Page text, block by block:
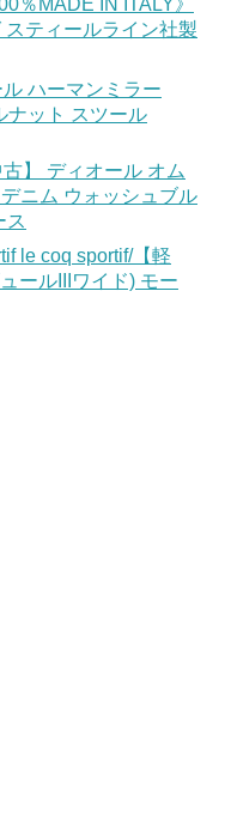
ティールライン社製
ハーマンミラー
ナット スツール
】 ディオール オム
ニム ウォッシュブル
ス
le coq sportif/【軽
ールIIIワイド) モー